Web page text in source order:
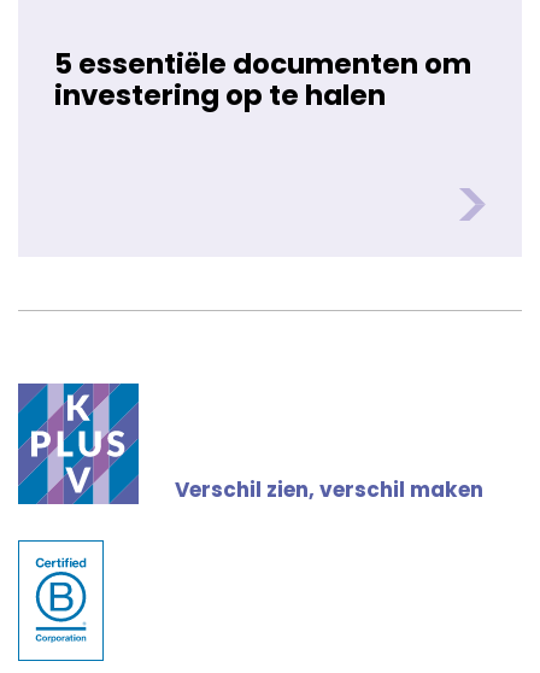
5 essentiële documenten om
investering op te halen
Verschil zien, verschil maken